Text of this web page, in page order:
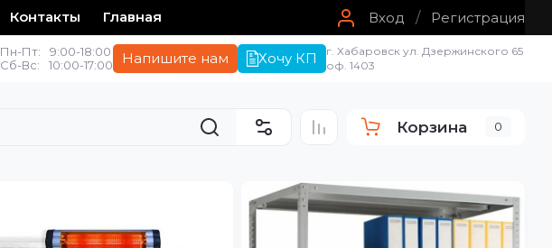
Контакты Главная Вход / Регистрация
Пн-Пт:
9:00-18:00
Сб-Вс:
10:00-17:00 Напишите нам Хочу КП
г. Хабаровск ул. Дзержинского 65
оф. 1403
Корзина 0